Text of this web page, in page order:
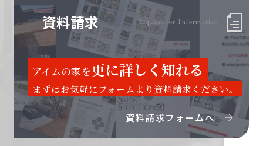
Request for Information
資料請求
アイムの家を更に詳しく知れる
まずはお気軽にフォームより資料請求ください。
資料請求フォームへ